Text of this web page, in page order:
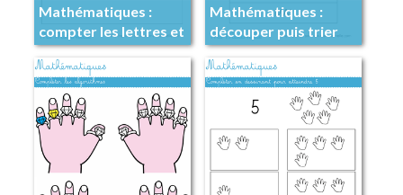
Mathématiques :
compter les lettres et
coller des gommettes
Mathématiques :
découper puis trier